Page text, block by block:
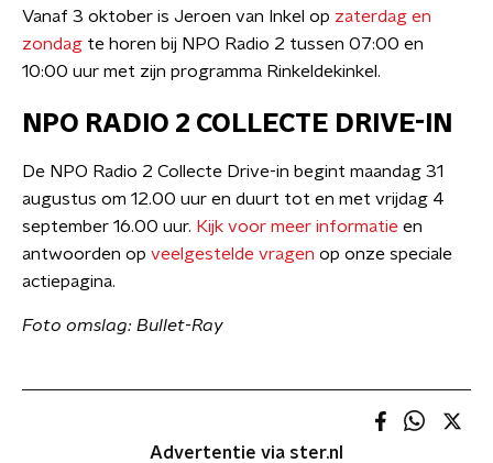
Vanaf 3 oktober is Jeroen van Inkel op zaterdag en
zondag te horen bij NPO Radio 2 tussen 07:00 en
10:00 uur met zijn programma Rinkeldekinkel.
NPO RADIO 2 COLLECTE DRIVE-IN
De NPO Radio 2 Collecte Drive-in begint maandag 31
augustus om 12.00 uur en duurt tot en met vrijdag 4
september 16.00 uur. Kijk voor meer informatie en
antwoorden op veelgestelde vragen op onze speciale
actiepagina.
Foto omslag: Bullet-Ray
Advertentie via ster.nl